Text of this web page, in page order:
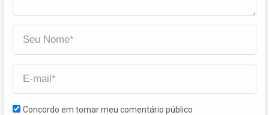
Concordo em tornar meu comentário público